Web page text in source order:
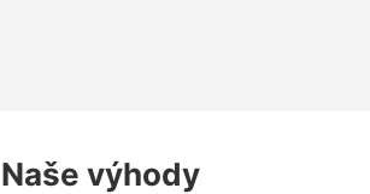
Naše výhody